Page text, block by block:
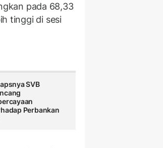
pada 68,33
tinggi di sesi
SVB
Perbankan